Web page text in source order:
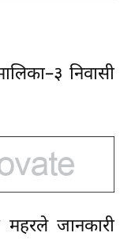
निवासी
महरले जानकारी